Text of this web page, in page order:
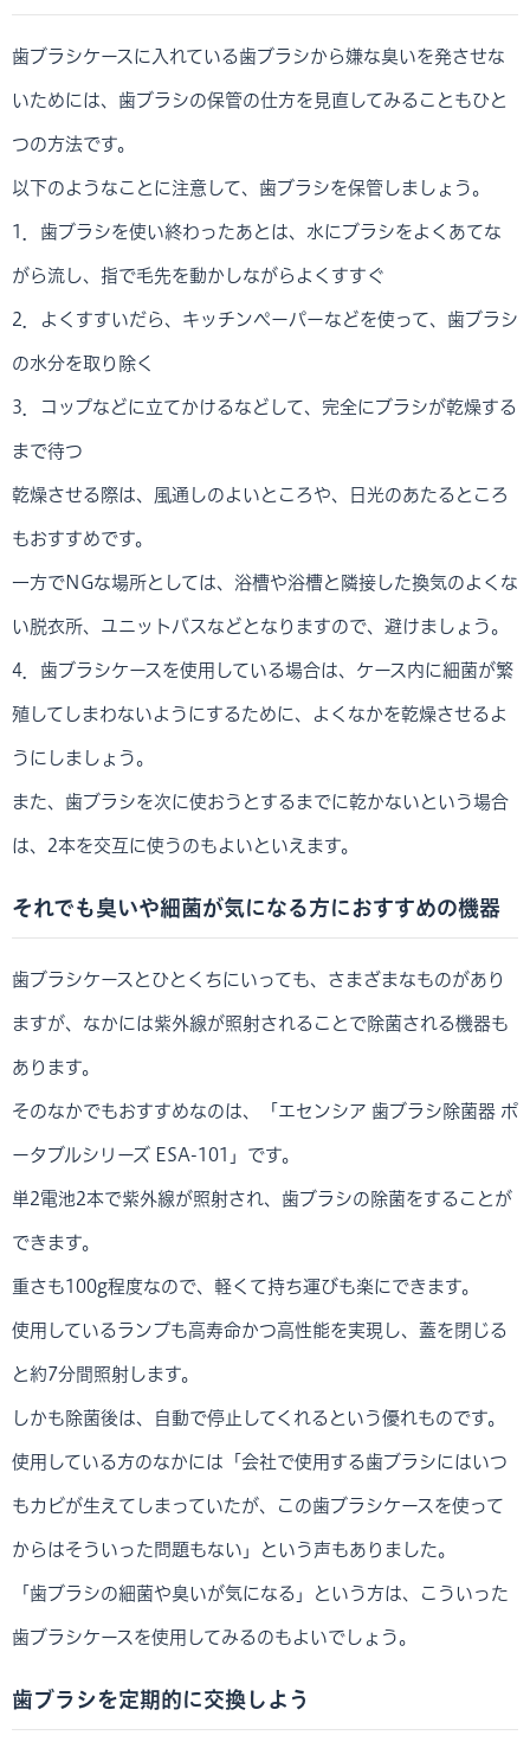
歯ブラシケースに入れている歯ブラシから嫌な臭いを発させな
いためには、歯ブラシの保管の仕方を見直してみることもひと
つの方法です。
以下のようなことに注意して、歯ブラシを保管しましょう。
1．歯ブラシを使い終わったあとは、水にブラシをよくあてな
がら流し、指で毛先を動かしながらよくすすぐ
2．よくすすいだら、キッチンペーパーなどを使って、歯ブラシ
の水分を取り除く
3．コップなどに立てかけるなどして、完全にブラシが乾燥する
まで待つ
乾燥させる際は、風通しのよいところや、日光のあたるところ
もおすすめです。
一方でNGな場所としては、浴槽や浴槽と隣接した換気のよくな
い脱衣所、ユニットバスなどとなりますので、避けましょう。
4．歯ブラシケースを使用している場合は、ケース内に細菌が繁
殖してしまわないようにするために、よくなかを乾燥させるよ
うにしましょう。
また、歯ブラシを次に使おうとするまでに乾かないという場合
は、2本を交互に使うのもよいといえます。
それでも臭いや細菌が気になる方におすすめの機器
歯ブラシケースとひとくちにいっても、さまざまなものがあり
ますが、なかには紫外線が照射されることで除菌される機器も
あります。
そのなかでもおすすめなのは、「エセンシア 歯ブラシ除菌器 ポ
ータブルシリーズ ESA-101」です。
単2電池2本で紫外線が照射され、歯ブラシの除菌をすることが
できます。
重さも100g程度なので、軽くて持ち運びも楽にできます。
使用しているランプも高寿命かつ高性能を実現し、蓋を閉じる
と約7分間照射します。
しかも除菌後は、自動で停止してくれるという優れものです。
使用している方のなかには「会社で使用する歯ブラシにはいつ
もカビが生えてしまっていたが、この歯ブラシケースを使って
からはそういった問題もない」という声もありました。
「歯ブラシの細菌や臭いが気になる」という方は、こういった
歯ブラシケースを使用してみるのもよいでしょう。
歯ブラシを定期的に交換しよう